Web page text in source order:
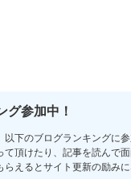
グ参加中！
下のブログランキングに参
て頂けたり、記事を読んで
えるとサイト更新の励みに